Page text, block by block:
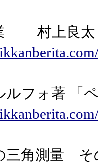
業 村上良
ルフォ著
三角測量